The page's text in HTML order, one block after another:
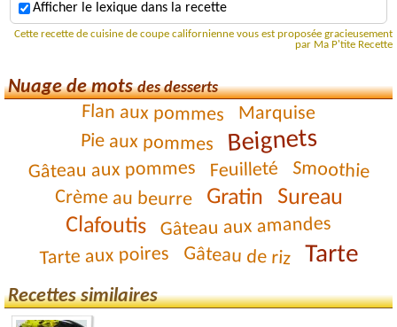
Afficher le lexique dans la recette
Cette recette de cuisine de coupe californienne vous est proposée gracieusement
par Ma P'tite Recette
Nuage de motsdes desserts
Flan aux pommes Marquise
Pie aux pommes Beignets
Gâteau aux pommes Feuilleté Smoothie
Crème au beurre Gratin Sureau
Clafoutis Gâteau aux amandes
Tarte aux poires Gâteau de riz Tarte
Recettes similaires